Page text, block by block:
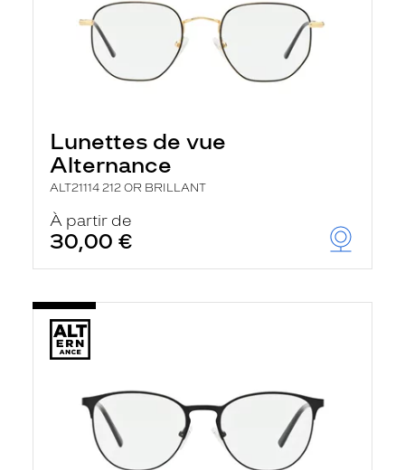
Lunettes de vue
Alternance
ALT21114 212 OR BRILLANT
À partir de
30,00 €